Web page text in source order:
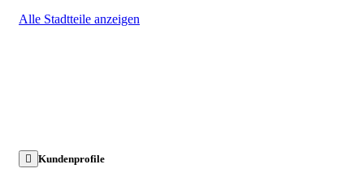
Alle Stadtteile anzeigen
Kundenprofile